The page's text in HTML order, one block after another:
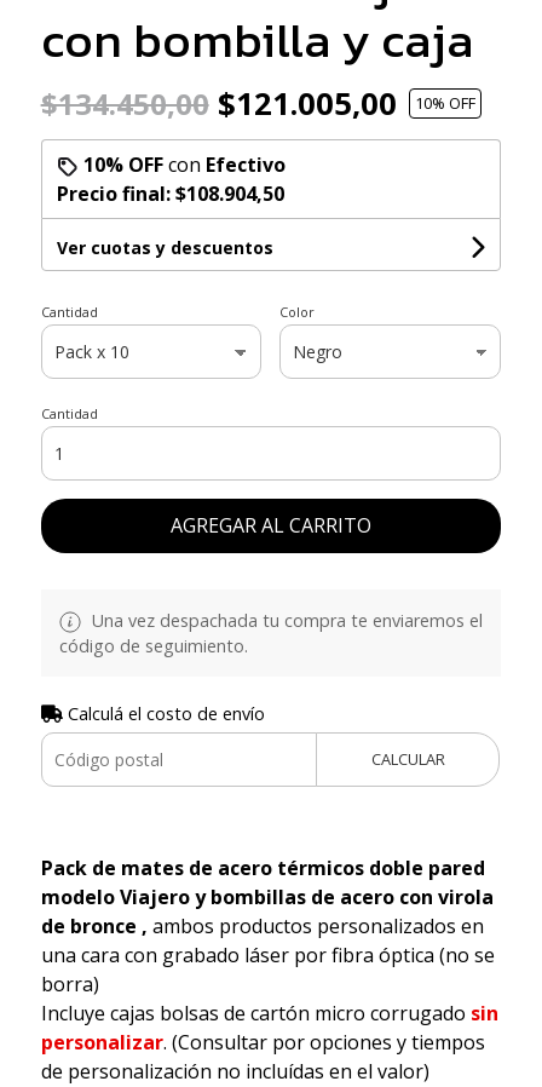
con bombilla y caja
$134.450,00$121.005,00 10% OFF
10% OFFcon Efectivo
Precio final:$108.904,50
Ver cuotas y descuentos
Cantidad Color
Cantidad
AGREGAR AL CARRITO
Una vez despachada tu compra te enviaremos el
código de seguimiento.
Calculá el costo de envío
CALCULAR
Pack de mates de acero térmicos doble pared
modelo Viajero y bombillas de acero con virola
de bronce , ambos productos personalizados en
una cara con grabado láser por fibra óptica (no se
borra)
Incluye cajas bolsas de cartón micro corrugado sin
personalizar. (Consultar por opciones y tiempos
de personalización no incluídas en el valor)